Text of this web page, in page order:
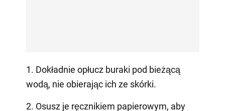
1. Dokładnie opłucz buraki pod bieżącą
wodą, nie obierając ich ze skórki.
2. Osusz je ręcznikiem papierowym, aby